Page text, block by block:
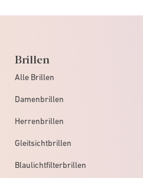
Brillen
Alle Brillen
Damenbrillen
Herrenbrillen
Gleitsichtbrillen
Blaulichtfilterbrillen